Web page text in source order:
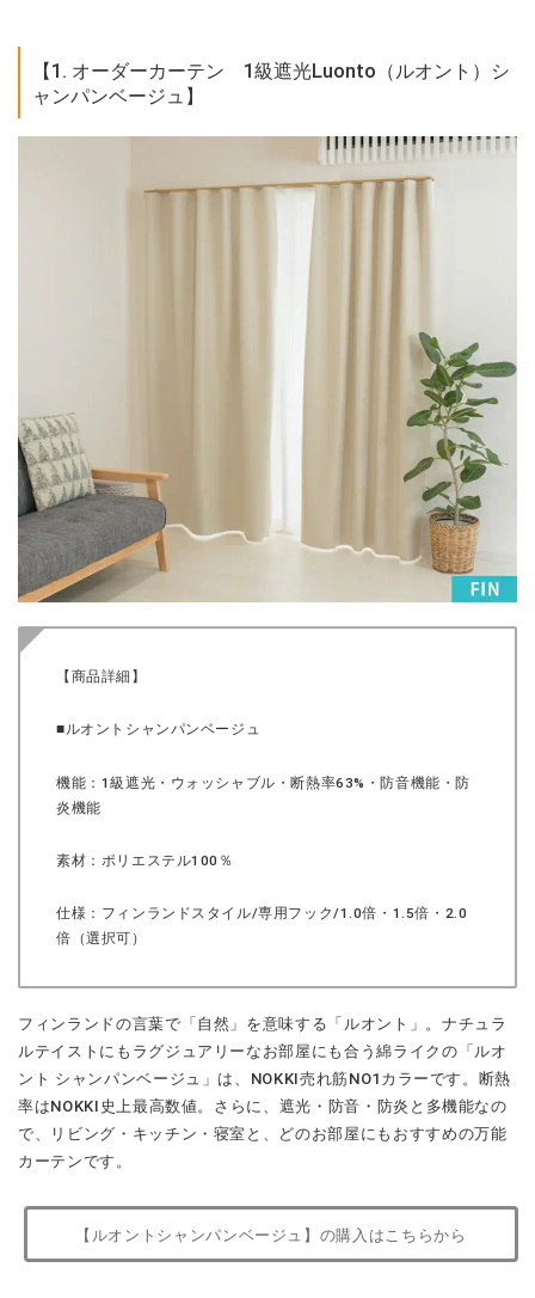
【1. オーダーカーテン 1級遮光Luonto（ルオント）シ
ャンパンベージュ】
【商品詳細】
■ルオントシャンパンベージュ
機能：1級遮光・ウォッシャブル・断熱率63%・防音機能・防
炎機能
素材：ポリエステル100％
仕様：フィンランドスタイル/専用フック/1.0倍・1.5倍・2.0
倍（選択可）
フィンランドの言葉で「自然」を意味する「ルオント」。ナチュラ
ルテイストにもラグジュアリーなお部屋にも合う綿ライクの「ルオ
ント シャンパンベージュ」は、NOKKI売れ筋NO1カラーです。断熱
率はNOKKI史上最高数値。さらに、遮光・防音・防炎と多機能なの
で、リビング・キッチン・寝室と、どのお部屋にもおすすめの万能
カーテンです。
【ルオントシャンパンベージュ】の購入はこちらから